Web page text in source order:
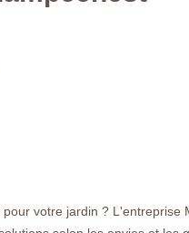
votre jardin ? L'entreprise